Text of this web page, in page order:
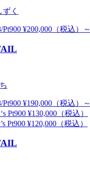
く
¥200,000（税込）～
¥190,000（税込）～
Pt900 ¥130,000（税込）
Pt900 ¥120,000（税込）